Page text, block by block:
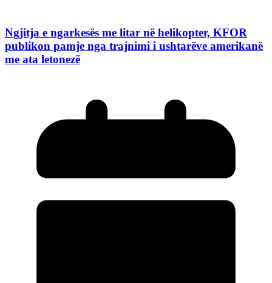
Ngjitja e ngarkesës me litar në helikopter, KFOR
publikon pamje nga trajnimi i ushtarëve amerikanë
me ata letonezë